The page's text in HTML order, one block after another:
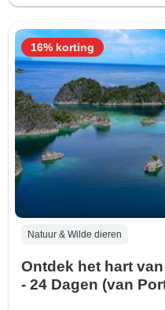
Natuur & Wilde dieren
Ontdek het hart
- 24 Dagen (van
16% korting